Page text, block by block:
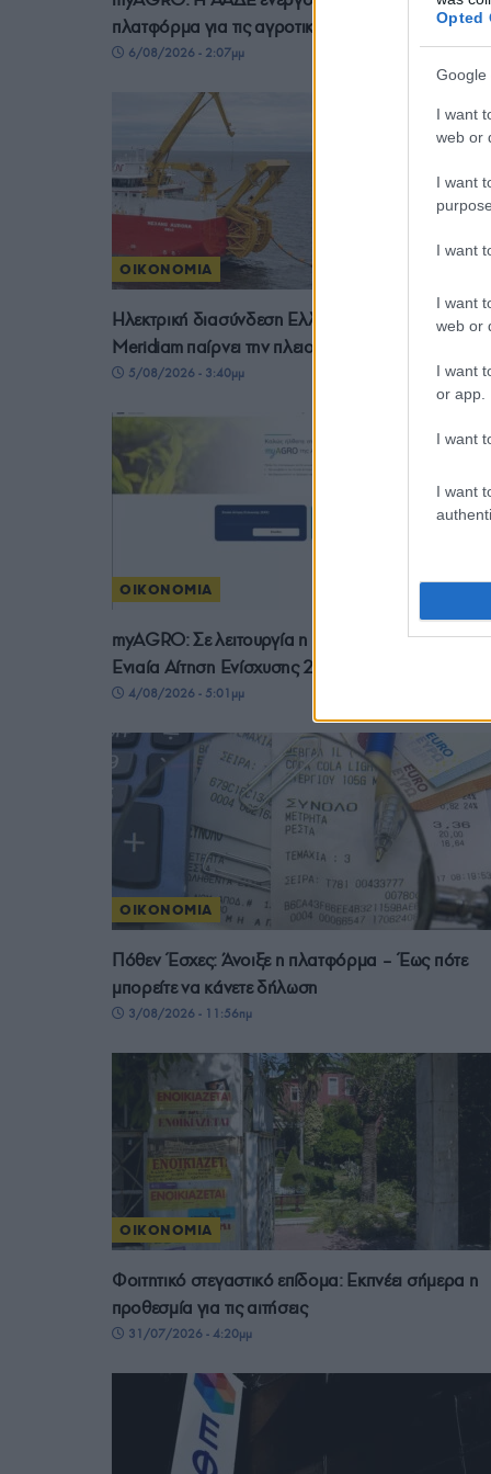
Opted
Google
I want
web or
I want
I want
I want
web or
I want
or app.
I want
I want
πλατφόρμα για τις αγροτικές επιδοτήσεις του
6/08/2026 - 2:07μμ
ΟΙΚΟΝΟΜΙΑ
Ηλεκτρική διασύνδεση Ελλάδας-Κύπρου: Η
Meridiam παίρνει την πλειοψηφία του GSI
5/08/2026 - 3:40μμ
ΟΙΚΟΝΟΜΙΑ
myAGRO: Σε λειτουργία η πλατφόρμα για την
Ενιαία Αίτηση Ενίσχυσης 2026
4/08/2026 - 5:01μμ
ΟΙΚΟΝΟΜΙΑ
Πόθεν Έσχες: Άνοιξε η πλατφόρμα – Έως πότε
μπορείτε να κάνετε δήλωση
3/08/2026 - 11:56πμ
ΟΙΚΟΝΟΜΙΑ
Φοιτητικό στεγαστικό επίδομα: Εκπνέει σήμερα η
προθεσμία για τις αιτήσεις
31/07/2026 - 4:20μμ